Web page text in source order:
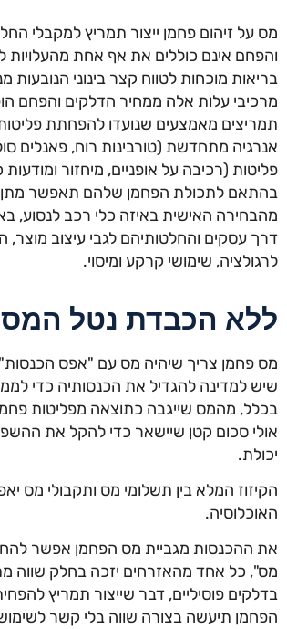
מס על זיהום פחמן ייצור תמריץ למקבלי
והפחם אינם כוללים את אף אחת מהעלויות
בריאות מוכחות לטווח קצר בינוני
מרכיבי עלות אלה ממחיר הדלקים והפחם
תמריצים מאמצעים שנועדו להפחתת פליטות
אנרגיה מתחדשת (טורבינות רוח, פאנלים
פליטות (רכיבה על אופניים, מיחזור
בהתאם לתכולת הפחמן שלהם תאפשר מתן
מהבחירה האישית באיזה כלי רכב לנסוע,
דרך עסקים והחלטותיהם לגבי עיצוב
לרגולציה, שימושי קרקע ומיסוי.
ללא הכבדת נטל
מס פחמן צריך שיהיה מס עם "אפס
שיש למדינה להגדיל את הכנסותיה כדי
בכלל, מהמס שייגבה כתוצאה מפליטות
אולי סכום קטן שיישאר כדי להקל את
יכולת.
הקיזוז המלא בין תשלומי מס ותקבולי
האוכלוסיה.
את ההכנסות מגביית מס הפחמן אפשר
מס", כל אחד מהאזרחים יזכה בחלק שווה
בדלקים פוסיליים, דבר שייצור תמריץ
הפחמן תיעשה בצורה שווה בלי קשר